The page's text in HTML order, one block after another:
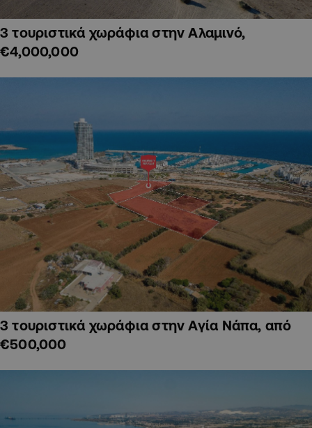
3 τουριστικά χωράφια στην Αλαμινό,
€4,000,000
3 τουριστικά χωράφια στην Αγία Νάπα, από
€500,000